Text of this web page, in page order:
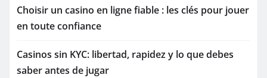
Choisir un casino en ligne fiable : les clés pour jouer
en toute confiance
Casinos sin KYC: libertad, rapidez y lo que debes
saber antes de jugar